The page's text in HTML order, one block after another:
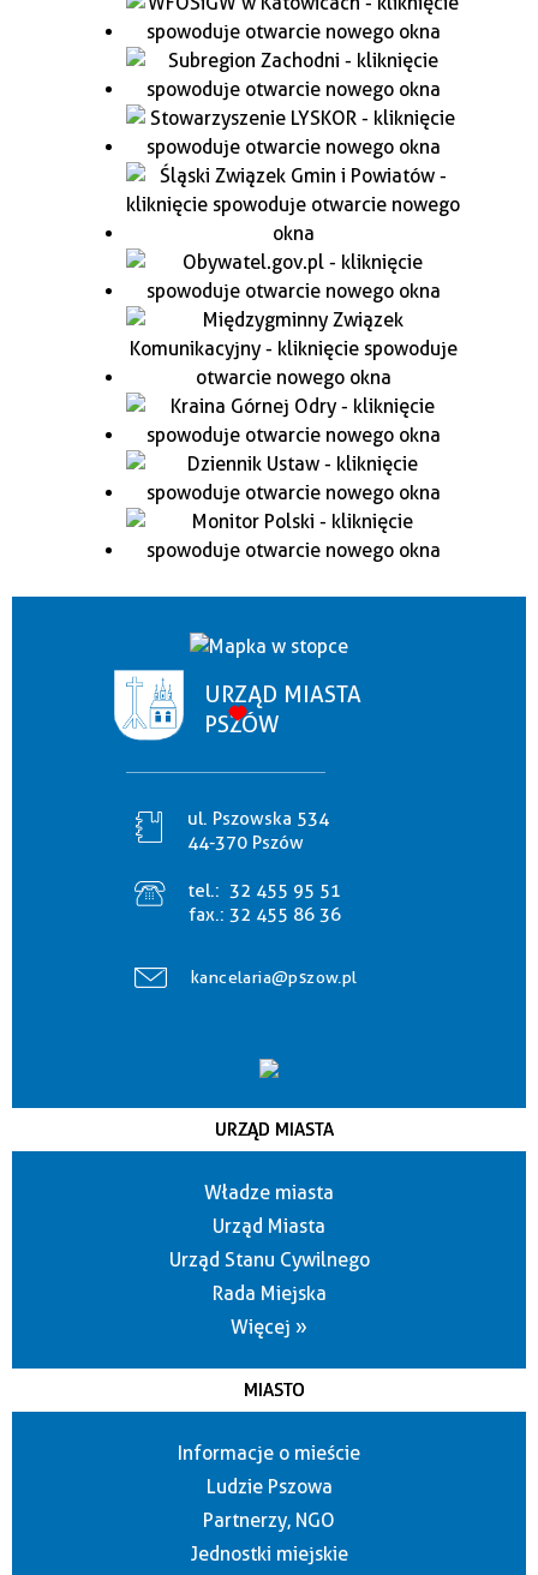
URZĄD MIASTA
PSZÓW
ul. Pszowska 534
44-370 Pszów
tel.: 32 455 95 51
fax.: 32 455 86 36
kancelaria@pszow.pl
URZĄD MIASTA
Władze miasta
Urząd Miasta
Urząd Stanu Cywilnego
Rada Miejska
Więcej »
MIASTO
Informacje o mieście
Ludzie Pszowa
Partnerzy, NGO
Jednostki miejskie